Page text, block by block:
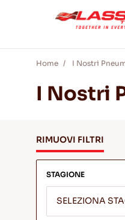
Home I Nostri
I Nostri
RIMUOVI FILTRI
STAGIONE